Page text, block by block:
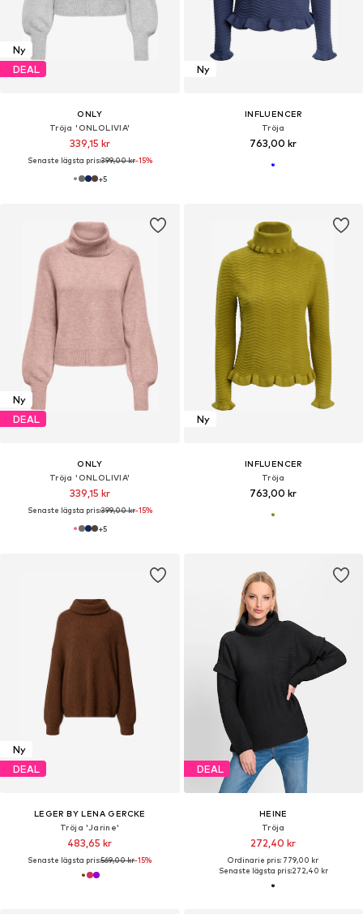
Ny
DEAL
ONLY
Tröja 'ONLOLIVIA'
339,15 kr
Senaste lägsta pris:399,00 kr-15%
+5
Ny
INFLUENCER
Tröja
763,00 kr
Ny
DEAL
ONLY
Tröja 'ONLOLIVIA'
339,15 kr
Senaste lägsta pris:399,00 kr-15%
+5
Ny
INFLUENCER
Tröja
763,00 kr
Ny
DEAL
LEGER BY LENA GERCKE
Tröja 'Jarine'
483,65 kr
Senaste lägsta pris:569,00 kr-15%
DEAL
HEINE
Tröja
272,40 kr
Ordinarie pris: 779,00 kr
Senaste lägsta pris:272,40 kr